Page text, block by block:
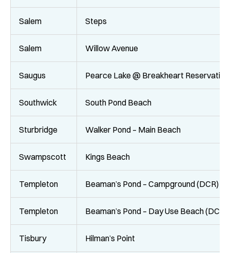
Salem Steps
Salem Willow Avenue
Saugus Pearce Lake @ Breakheart Reservation
Southwick South Pond Beach
Sturbridge Walker Pond – Main Beach
Swampscott Kings Beach
Templeton Beaman’s Pond – Campground (DCR)
Templeton Beaman’s Pond – Day Use Beach (DCR)
Tisbury Hilman’s Point